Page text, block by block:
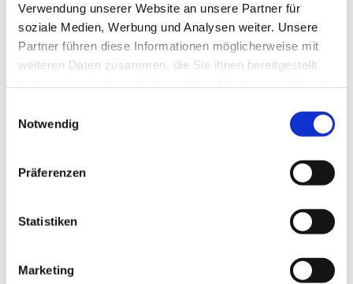
Verwendung unserer Website an unsere Partner für
soziale Medien, Werbung und Analysen weiter. Unsere
Partner führen diese Informationen möglicherweise mit
weiteren Daten zusammen, die Sie ihnen bereitgestellt
Notwendig
Präferenzen
Statistiken
Marketing